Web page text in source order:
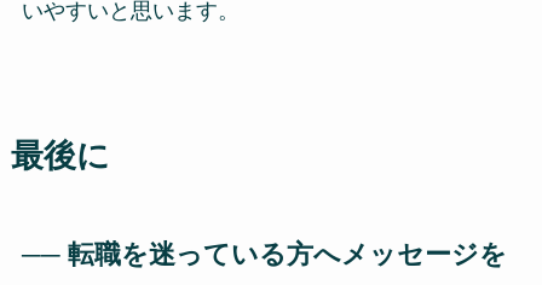
いやすいと思います。
最後に
── 転職を迷っている方へメッセージを